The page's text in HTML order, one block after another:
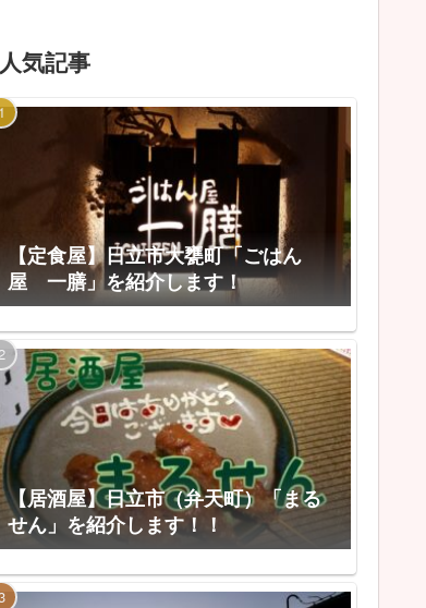
人気記事
【定食屋】日立市大甕町「ごはん
屋 一膳」を紹介します！
【居酒屋】日立市（弁天町）「まる
せん」を紹介します！！